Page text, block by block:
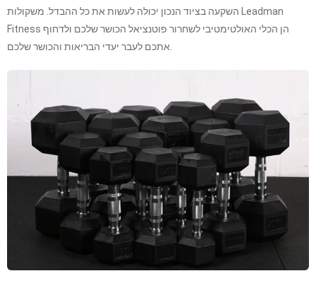
השקעה בציוד הנכון יכולה לעשות את כל ההבדל. משקולות Leadman
Fitness הן הכלי האולטימטיבי לשחרור פוטנציאל הכושר שלכם ולדחוף